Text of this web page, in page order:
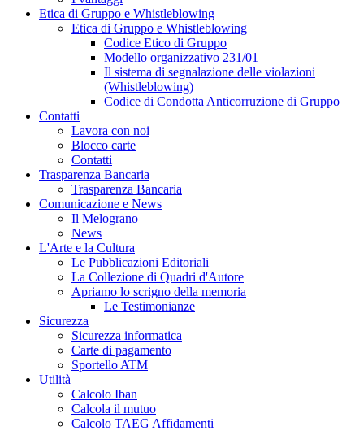
Etica di Gruppo e Whistleblowing
Etica di Gruppo e Whistleblowing
Codice Etico di Gruppo
Modello organizzativo 231/01
Il sistema di segnalazione delle violazioni
(Whistleblowing)
Codice di Condotta Anticorruzione di Gruppo
Contatti
Lavora con noi
Blocco carte
Contatti
Trasparenza Bancaria
Trasparenza Bancaria
Comunicazione e News
Il Melograno
News
L'Arte e la Cultura
Le Pubblicazioni Editoriali
La Collezione di Quadri d'Autore
Apriamo lo scrigno della memoria
Le Testimonianze
Sicurezza
Sicurezza informatica
Carte di pagamento
Sportello ATM
Utilità
Calcolo Iban
Calcola il mutuo
Calcolo TAEG Affidamenti